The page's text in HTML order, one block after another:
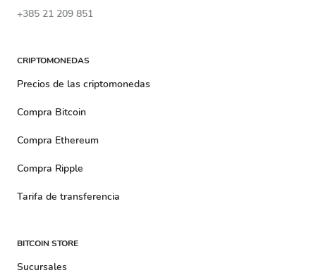
+385 21 209 851
CRIPTOMONEDAS
Precios de las criptomonedas
Compra Bitcoin
Compra Ethereum
Compra Ripple
Tarifa de transferencia
BITCOIN STORE
Sucursales